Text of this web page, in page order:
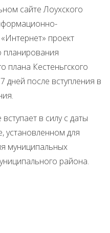
сайте Лоухского
проект
планирования
плана Кестеньгского
дней после вступления в
в силу с даты
установленном для
муниципальных
района.